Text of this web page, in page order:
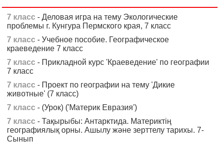
7 класс - Деловая игра на тему Экологические
проблемы г. Кунгура Пермского края, 7 класс
7 класс - Учебное пособие. Географическое
краеведение 7 класс
7 класс - Прикладной курс 'Краеведение' по географии
7 класс
7 класс - Проект по географии на тему 'Дикие
животные' (7 класс)
7 класс - (Урок) ('Материк Евразия')
7 класс - Тақырыбы: Антарктида. Материктің
географиялық орны. Ашылу және зерттелу тарихы. 7-
Сынып